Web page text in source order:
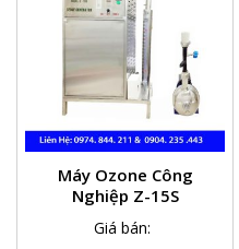
Máy Ozone Công
Nghiệp Z-15S
Giá bán: